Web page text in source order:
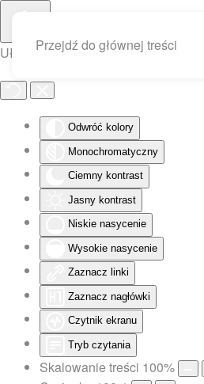
Ułatwienia dostępu
Odwróć kolory
Monochromatyczny
Ciemny kontrast
Jasny kontrast
Niskie nasycenie
Wysokie nasycenie
Zaznacz linki
Zaznacz nagłówki
Czytnik ekranu
Tryb czytania
Skalowanie treści 100%
Przejdź do głównej treści